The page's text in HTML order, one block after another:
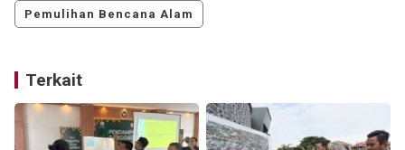
Pemulihan Bencana Alam
Terkait